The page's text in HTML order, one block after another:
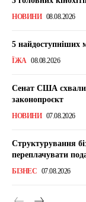
НОВИНИ 08.08.2026
5 найдоступніших
ЇЖА 08.08.2026
Сенат США схвалив
законопроєкт
НОВИНИ 07.08.2026
Структурування
переплачувати
БІЗНЕС 07.08.2026